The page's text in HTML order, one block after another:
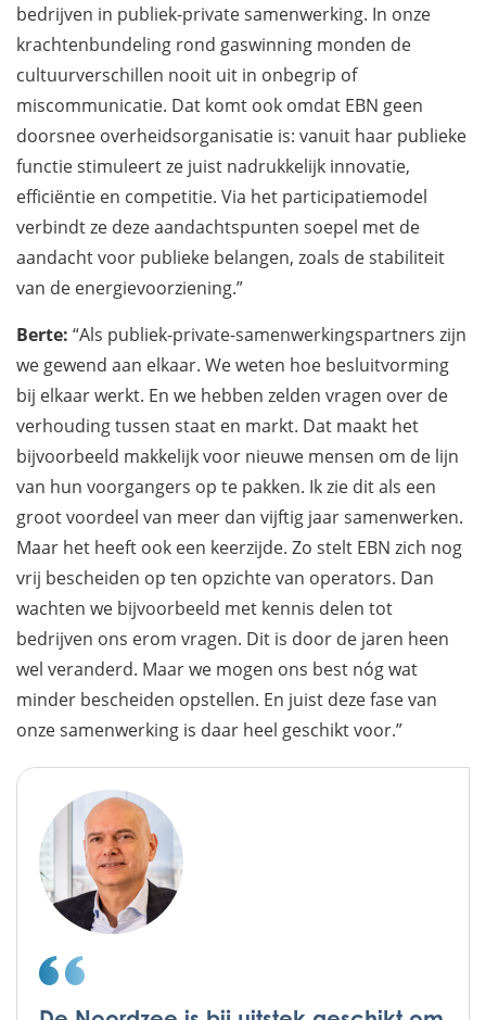
bedrijven in publiek-private samenwerking. In onze
krachtenbundeling rond gaswinning monden de
cultuurverschillen nooit uit in onbegrip of
miscommunicatie. Dat komt ook omdat EBN geen
doorsnee overheidsorganisatie is: vanuit haar publieke
functie stimuleert ze juist nadrukkelijk innovatie,
efficiëntie en competitie. Via het participatiemodel
verbindt ze deze aandachtspunten soepel met de
aandacht voor publieke belangen, zoals de stabiliteit
van de energievoorziening.”
Berte: “Als publiek-private-samenwerkingspartners zijn
we gewend aan elkaar. We weten hoe besluitvorming
bij elkaar werkt. En we hebben zelden vragen over de
verhouding tussen staat en markt. Dat maakt het
bijvoorbeeld makkelijk voor nieuwe mensen om de lijn
van hun voorgangers op te pakken. Ik zie dit als een
groot voordeel van meer dan vijftig jaar samenwerken.
Maar het heeft ook een keerzijde. Zo stelt EBN zich nog
vrij bescheiden op ten opzichte van operators. Dan
wachten we bijvoorbeeld met kennis delen tot
bedrijven ons erom vragen. Dit is door de jaren heen
wel veranderd. Maar we mogen ons best nóg wat
minder bescheiden opstellen. En juist deze fase van
onze samenwerking is daar heel geschikt voor.”